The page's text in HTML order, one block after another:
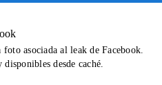
asociada al leak de Facebook.
disponibles desde caché.